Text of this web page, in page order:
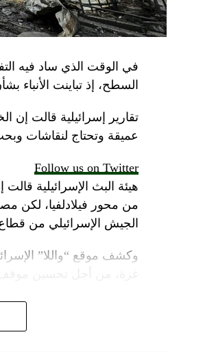
في الوقت الذي ساد فيه
السطح، إذ تباينت الأنباء
تقارير إسرائيلية قالت إن
عميقة وتحتاج لنقاشات
Follow us on Twitter
هيئة البث الإسرائيلية
من محور فيلادلفيا، لكن
الجيش الإسرائيلي من
وكشف موقع “واللا”
وأشارت مصادر الموقع